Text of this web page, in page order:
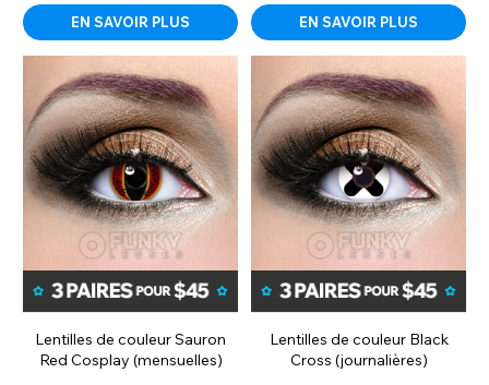
EN SAVOIR PLUS EN SAVOIR PLUS
Lentilles de couleur Sauron
Red Cosplay (mensuelles)
Lentilles de couleur Black
Cross (journalières)